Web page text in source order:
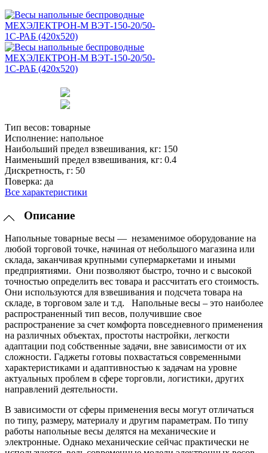
Тип весов: товарные
Исполнение: напольное
Наибольший предел взвешивания, кг: 150
Наименьший предел взвешивания, кг: 0.4
Дискретность, г: 50
Поверка: да
Все характеристики
Описание
Напольные товарные весы — незаменимое оборудование на
любой торговой точке, начиная от небольшого магазина или
склада, заканчивая крупными супермаркетами и иными
предприятиями. Они позволяют быстро, точно и с высокой
точностью определить вес товара и рассчитать его стоимость.
Они используются для взвешивания и подсчета товара на
складе, в торговом зале и т.д. Напольные весы – это наиболее
распространенный тип весов, получившие свое
распространение за счет комфорта повседневного применения
на различных объектах, простоты настройки, легкости
адаптации под собственные задачи, вне зависимости от их
сложности. Гаджеты готовы похвастаться современными
характеристиками и адаптивностью к задачам на уровне
актуальных проблем в сфере торговли, логистики, других
направлений деятельности.
В зависимости от сферы применения весы могут отличаться
по типу, размеру, материалу и другим параметрам. По типу
работы напольные весы делятся на механические и
электронные. Однако механические сейчас практически не